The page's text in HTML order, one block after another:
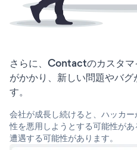
さらに、Contactのカスタマ
がかかり、新しい問題やバ
す。
会社が成長し続けると、ハッカ
性を悪用しようとする可能性が
遭遇する可能性があります。